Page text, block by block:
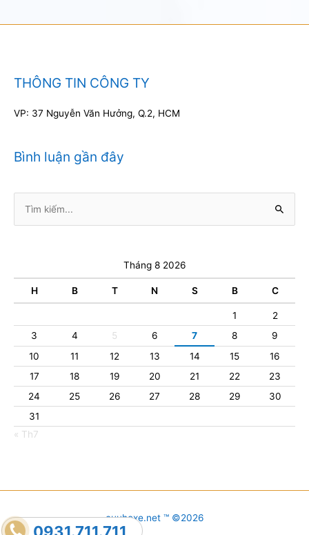
THÔNG TIN CÔNG TY
VP: 37 Nguyễn Văn Hưởng, Q.2, HCM
Bình luận gần đây
kiếm:
Tháng 8 2026
H B T N S B C
1
2
3
4 5 6 7 8
9
10
11 12 13 14 15
16
17
18 19 20 21 22
23
24
25 26 27 28 29
30
31
« Th7
cuuhoxe.net ™ ©2026